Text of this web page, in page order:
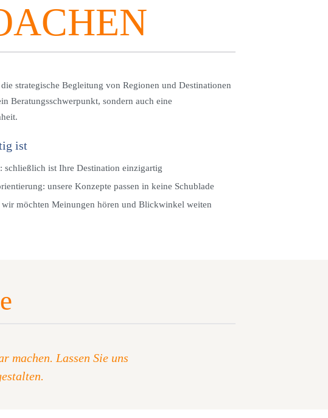
strategische Begleitung von Regionen und Destinationen
Beratungsschwerpunkt, sondern auch eine
ist
schließlich ist Ihre Destination einzigartig
unsere Konzepte passen in keine Schublade
wir möchten Meinungen hören und Blickwinkel weiten
machen. Lassen Sie uns